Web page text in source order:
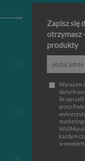
Zapisz się
otrzymasz
produkty
Wyrażam
danych
ile wyrazili
przez
każdym
w